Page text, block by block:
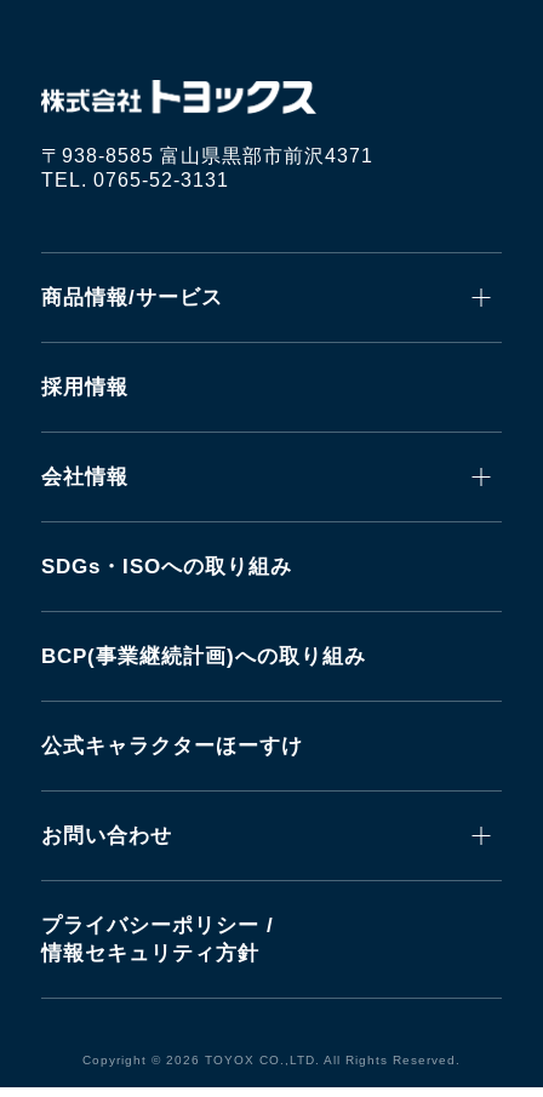
〒938-8585 富山県黒部市前沢4371
TEL. 0765-52-3131
商品情報/サービス
採用情報
会社情報
SDGs・ISOへの取り組み
BCP(事業継続計画)への取り組み
公式キャラクターほーすけ
お問い合わせ
プライバシーポリシー /
情報セキュリティ方針
Copyright © 2026 TOYOX CO.,LTD. All Rights Reserved.